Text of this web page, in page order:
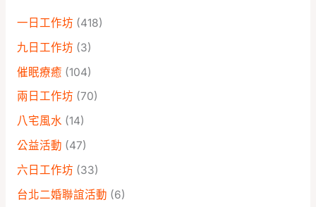
一日工作坊 (418)
九日工作坊 (3)
催眠療癒 (104)
兩日工作坊 (70)
八宅風水 (14)
公益活動 (47)
六日工作坊 (33)
台北二婚聯誼活動 (6)